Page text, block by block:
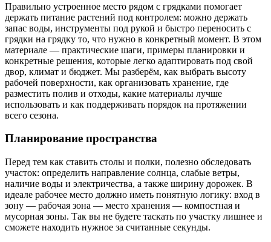
Правильно устроенное место рядом с грядками помогает
держать питание растений под контролем: можно держать
запас воды, инструменты под рукой и быстро переносить с
грядки на грядку то, что нужно в конкретный момент. В этом
материале — практические шаги, примеры планировки и
конкретные решения, которые легко адаптировать под свой
двор, климат и бюджет. Мы разберём, как выбрать высоту
рабочей поверхности, как организовать хранение, где
разместить полив и отходы, какие материалы лучше
использовать и как поддерживать порядок на протяжении
всего сезона.
Планирование пространства
Перед тем как ставить столы и полки, полезно обследовать
участок: определить направление солнца, слабые ветры,
наличие воды и электричества, а также ширину дорожек. В
идеале рабочее место должно иметь понятную логику: вход в
зону — рабочая зона — место хранения — компостная и
мусорная зоны. Так вы не будете таскать по участку лишнее и
сможете находить нужное за считанные секунды.